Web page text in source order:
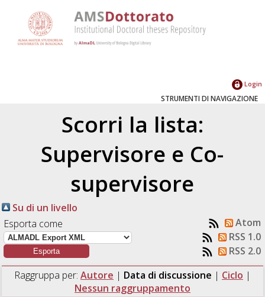
Login
STRUMENTI DI NAVIGAZIONE
Scorri la lista:
Supervisore e Co-
supervisore
Su di un livello
Esporta come
Atom
RSS 1.0
RSS 2.0
Raggruppa per: Autore | Data di discussione | Ciclo |
Nessun raggruppamento